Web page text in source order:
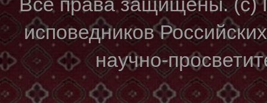
исповедников
научно-